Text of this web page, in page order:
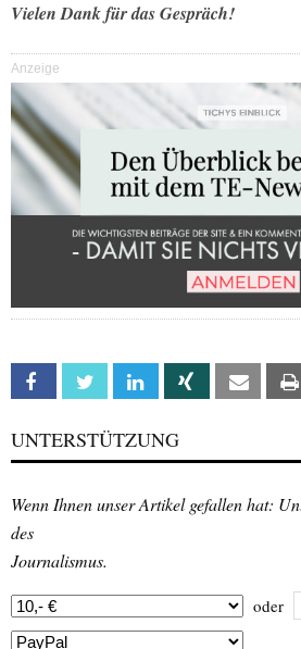
Vielen Dank für das Gespräch!
Anzeige
Facebook Twitter Linkedin Xing Email
UNTERSTÜTZUNG
Wenn Ihnen unser Artikel gefallen hat:
des
Journalismus.
oder